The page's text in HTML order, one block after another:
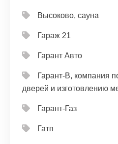
Высоково, сауна
Гараж 21
Гарант Авто
Гарант-В, компания
дверей и изготовлению
Гарант-Газ
Гатп